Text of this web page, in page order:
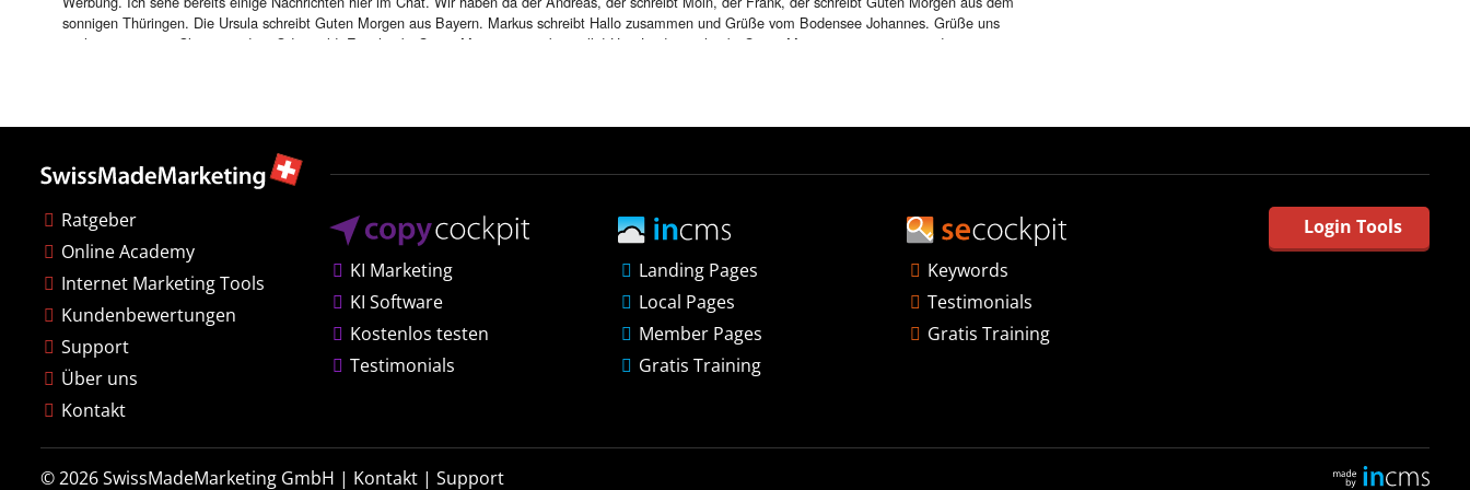
Ratgeber
Online Academy
Internet Marketing Tools
Kundenbewertungen
Support
Über uns
Kontakt
KI Marketing
KI Software
Kostenlos testen
Testimonials
Landing Pages
Local Pages
Member Pages
Gratis Training
Keywords
Testimonials
Gratis Training
Login Tools
© 2026SwissMadeMarketing GmbH | Kontakt | Support